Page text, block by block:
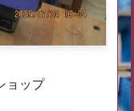
ョップ